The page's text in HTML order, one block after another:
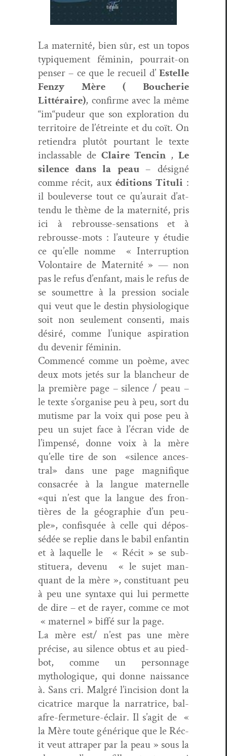
La mater­nité, bien sûr, est un topos
typ­ique­ment féminin, pour­rait-on
penser – ce que le recueil d’ Estelle
Fen­zy Mère ( Boucherie
Littéraire), con­firme avec la même
“im“pudeur que son explo­ration du
ter­ri­toire de l’étreinte et du coït. On
retien­dra plutôt pour­tant le texte
inclass­able de Claire Tencin , Le
silence dans la peau– désigné
comme réc­it, auxédi­tions Tit­uli :
il boule­verse tout ce qu’au­rait d’at­
ten­du le thème de la mater­nité, pris
ici à rebrousse-sen­sa­tions et à
rebrousse-mots : l’au­teure y étudie
ce qu’elle nomme « Inter­rup­tion
Volon­taire de Mater­nité » — non
pas le refus d’en­fant, mais le refus de
se soumet­tre à la pres­sion sociale
qui veut que le des­tin phys­i­ologique
soit non seule­ment con­sen­ti, mais
désiré, comme l’u­nique aspi­ra­tion
du devenir féminin.
Com­mencé comme un poème, avec
deux mots jetés sur la blancheur de
la pre­mière page – silence / peau –
le texte s’or­gan­ise peu à peu, sort du
mutisme par la voix qui pose peu à
peu un sujet face à l’écran vide de
l’im­pen­sé, donne voix à la mère
qu’elle tire de son «silence ances­
tral» dans une page mag­nifique
con­sacrée à la langue mater­nelle
«qui n’est que la langue des fron­
tières de la géo­gra­phie d’un peu­
ple», con­fisquée à celle qui dépos­
sédée se replie dans le babil enfan­tin
et à laque­lle le « Réc­it » se sub­
stituera, devenu « le sujet man­
quant de la mère », con­sti­tu­ant peu
à peu une syn­taxe qui lui per­me­tte
de dire – et de ray­er, comme ce mot
« mater­nel » bif­fé sur la page.
La mère est/ n’est pas une mère
pré­cise, au silence obtus et au pied-
bot, comme un per­son­nage
mythologique, qui donne nais­sance
à. Sans cri. Mal­gré l’in­ci­sion dont la
cica­trice mar­que la nar­ra­trice, bal­
afre-fer­me­ture-éclair. Il s’ag­it de «
la Mère toute générique que le Réc­
it veut attrap­er par la peau » sous la